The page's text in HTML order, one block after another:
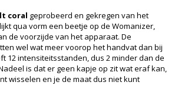
coral geprobeerd en gekregen van het
qua vorm een beetje op de Womanizer,
de voorzijde van het apparaat. De
wel wat meer voorop het handvat dan bij
12 intensiteitsstanden, dus 2 minder dan de
is dat er geen kapje op zit wat eraf kan,
wisselen en je de maat dus niet kunt